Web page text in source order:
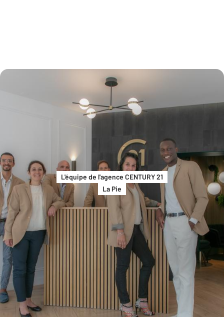
L'équipe de l'agence CENTURY 21
La Pie
Présentation Agence